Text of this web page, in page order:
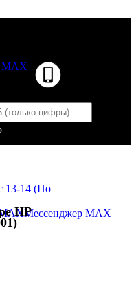
13-14 (По
Мессенджер MAX
HP